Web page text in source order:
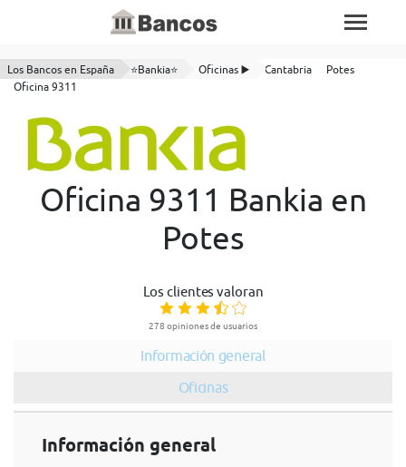
Los Bancos en España ⭐Bankia⭐ Oficinas ▶️ Cantabria
Potes
Oficina 9311
Oficina 9311 Bankia en
Potes
Los clientes valoran
278 opiniones de usuarios
Información general
Oficinas
Información general